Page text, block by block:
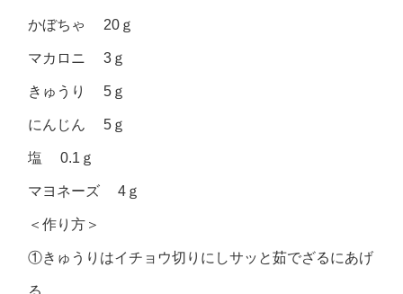
かぼちゃ 20ｇ
マカロニ 3ｇ
きゅうり 5ｇ
にんじん 5ｇ
塩 0.1ｇ
マヨネーズ 4ｇ
＜作り方＞
①きゅうりはイチョウ切りにしサッと茹でざるにあげ
る。